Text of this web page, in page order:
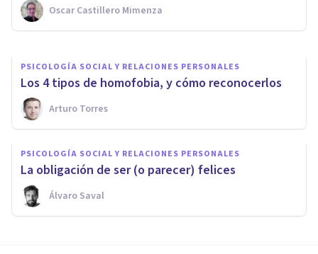
Oscar Castillero Mimenza
Laura Ruiz Mitjana
PSICOLOGÍA SOCIAL Y RELACIONES PERSONALES
Los 4 tipos de homofobia, y cómo reconocerlos
Arturo Torres
PSICOLOGÍA SOCIAL Y RELACIONES PERSONALES
​La obligación de ser (o parecer) felices
Álvaro Saval